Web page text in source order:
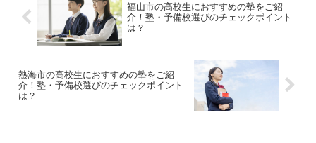
福山市の高校生におすすめの塾をご紹
介！塾・予備校選びのチェックポイント
は？
熱海市の高校生におすすめの塾をご紹
介！塾・予備校選びのチェックポイント
は？